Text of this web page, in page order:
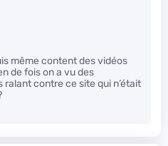
même content des vidéos
de fois on a vu des
contre ce site qui n’était